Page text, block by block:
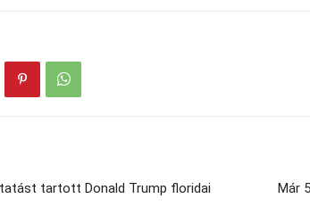
tartott Donald Trump floridai
Már